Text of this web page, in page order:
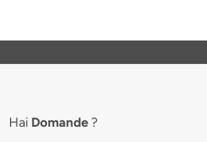
Hai Domande ?